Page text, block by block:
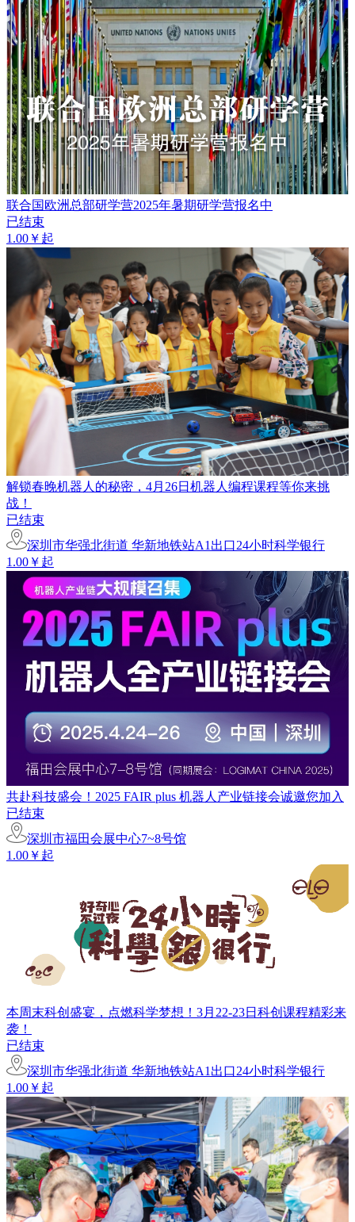
联合国欧洲总部研学营2025年暑期研学营报名中
已结束
1.00￥起
解锁春晚机器人的秘密，4月26日机器人编程课程等你来挑
战！
已结束
深圳市华强北街道 华新地铁站A1出口24小时科学银行
1.00￥起
共赴科技盛会！2025 FAIR plus 机器人产业链接会诚邀您加入
已结束
深圳市福田会展中心7~8号馆
1.00￥起
本周末科创盛宴，点燃科学梦想！3月22-23日科创课程精彩来
袭！
已结束
深圳市华强北街道 华新地铁站A1出口24小时科学银行
1.00￥起